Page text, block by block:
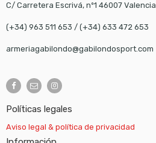
C/ Carretera Escrivá, nº1 46007 Valencia
(+34) 963 511 653 / (+34) 633 472 653
armeriagabilondo@gabilondosport.com
Políticas legales
Aviso legal & política de privacidad